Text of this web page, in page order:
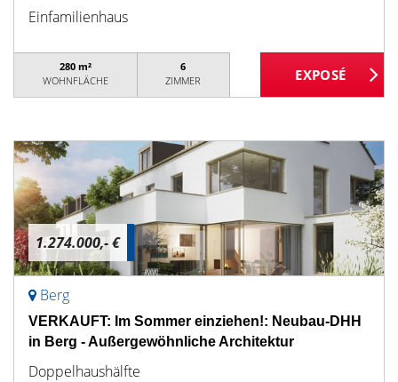
Einfamilienhaus
280 m²
WOHNFLÄCHE
6
ZIMMER
1.274.000,- €
Berg
VERKAUFT: Im Sommer einziehen!: Neubau-DHH
in Berg - Außergewöhnliche Architektur
Doppelhaushälfte